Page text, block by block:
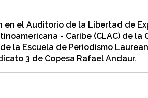
el Auditorio de la Libertad de
- Caribe (CLAC) de
la Escuela de Periodismo
3 de Copesa Rafael Andaur.